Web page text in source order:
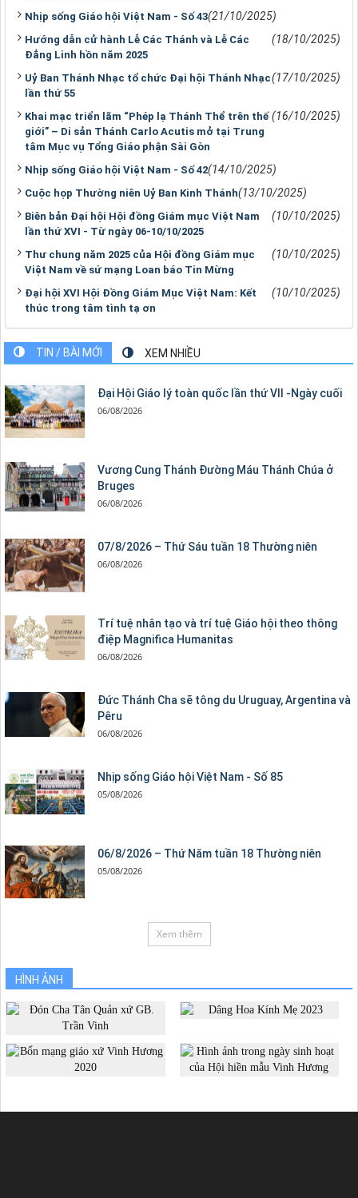
Nhịp sống Giáo hội Việt Nam - Số 43(21/10/2025)
Hướng dẫn cử hành Lễ Các Thánh và Lễ Các
Đẳng Linh hồn năm 2025
(18/10/2025)
Uỷ Ban Thánh Nhạc tổ chức Đại hội Thánh Nhạc
lần thứ 55
(17/10/2025)
Khai mạc triển lãm “Phép lạ Thánh Thể trên thế
giới” – Di sản Thánh Carlo Acutis mở tại Trung
tâm Mục vụ Tổng Giáo phận Sài Gòn
(16/10/2025)
Nhịp sống Giáo hội Việt Nam - Số 42(14/10/2025)
Cuộc họp Thường niên Uỷ Ban Kinh Thánh(13/10/2025)
Biên bản Đại hội Hội đồng Giám mục Việt Nam
lần thứ XVI - Từ ngày 06-10/10/2025
(10/10/2025)
Thư chung năm 2025 của Hội đồng Giám mục
Việt Nam về sứ mạng Loan báo Tin Mừng
(10/10/2025)
Đại hội XVI Hội Đồng Giám Mục Việt Nam: Kết
thúc trong tâm tình tạ ơn
(10/10/2025)
TIN / BÀI MỚI XEM NHIỀU
Đại Hội Giáo lý toàn quốc lần thứ VII -Ngày cuối
06/08/2026
Vương Cung Thánh Ðường Máu Thánh Chúa ở
Bruges
06/08/2026
07/8/2026 – Thứ Sáu tuần 18 Thường niên
06/08/2026
Trí tuệ nhân tạo và trí tuệ Giáo hội theo thông
điệp Magnifica Humanitas
06/08/2026
Đức Thánh Cha sẽ tông du Uruguay, Argentina và
Pêru
06/08/2026
Nhịp sống Giáo hội Việt Nam - Số 85
05/08/2026
06/8/2026 – Thứ Năm tuần 18 Thường niên
05/08/2026
Xem thêm
HÌNH ẢNH